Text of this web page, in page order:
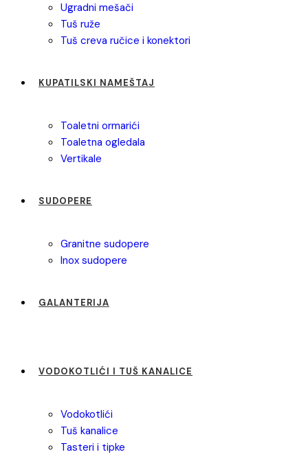
ugradni mešači
tuš ruže
tuš creva ručice i konektori
KUPATILSKI NAMEŠTAJ
toaletni ormarići
toaletna ogledala
vertikale
SUDOPERE
granitne sudopere
inox sudopere
GALANTERIJA
VODOKOTLIĆI I TUŠ KANALICE
vodokotlići
tuš kanalice
tasteri i tipke